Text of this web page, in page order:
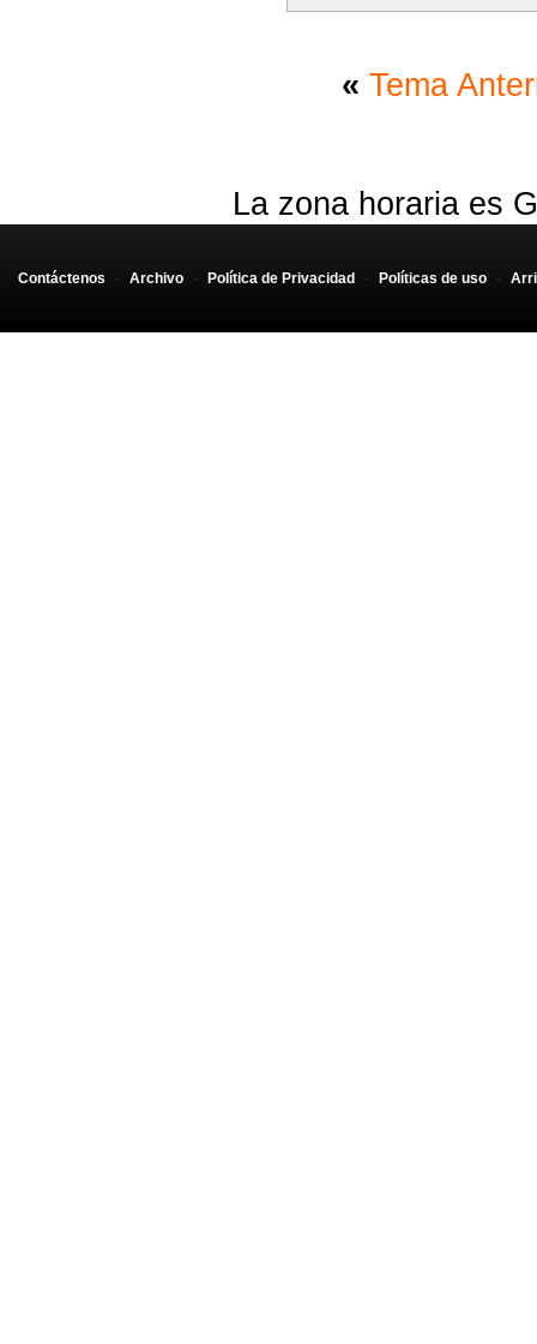
« Tema
La zona horaria es
Contáctenos - Archivo - Política de Privacidad - Políticas de uso -